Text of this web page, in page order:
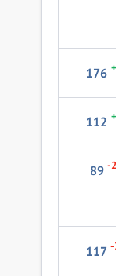
176
112
89 -
117